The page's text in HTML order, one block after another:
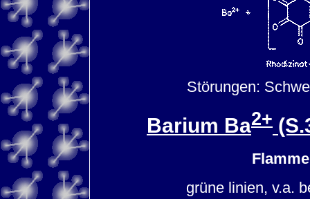
Störungen:
Barium Ba2+
grüne linien, v.a.